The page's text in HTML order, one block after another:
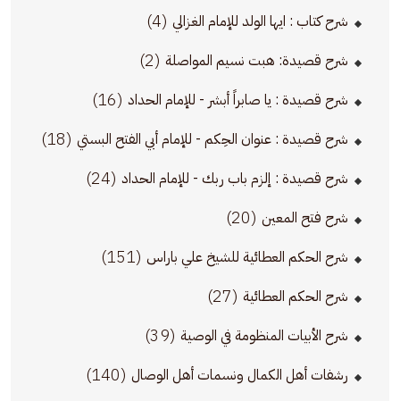
شرح كتاب : ايها الولد للإمام الغزالي (4)
شرح قصيدة: هبت نسيم المواصلة (2)
شرح قصيدة : يا صابراً أبشر - للإمام الحداد (16)
شرح قصيدة : عنوان الحِكم - للإمام أبي الفتح البستي (18)
شرح قصيدة : إلزم باب ربك - للإمام الحداد (24)
شرح فتح المعين (20)
شرح الحكم العطائية للشيخ علي باراس (151)
شرح الحكم العطائية (27)
شرح الأبيات المنظومة في الوصية (39)
رشفات أهل الكمال ونسمات أهل الوصال (140)